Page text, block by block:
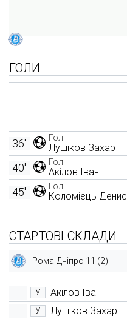
ГОЛИ
Гол
Лущіков Захар
36'
Гол
Акілов Іван
40'
Гол
Коломієць Денис
45'
СТАРТОВІ СКЛАДИ
Рома-Дніпро 11 (2)
У Акілов Іван
У Лущіков Захар